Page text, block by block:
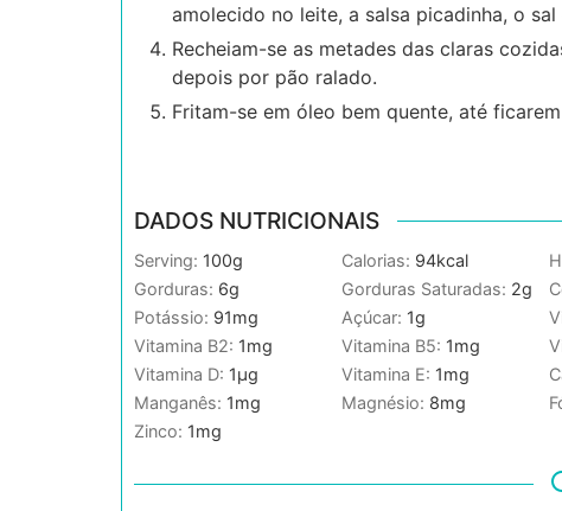
amolecido no leite, a salsa picadinha, o sal
Recheiam-se as metades das claras
depois por pão ralado.
Fritam-se em óleo bem quente, até
DADOS NUTRICIONAIS
Serving: 100g Calorias: 94kcal
Gorduras: 6g Gorduras Saturadas: 2g
Potássio: 91mg Açúcar: 1g
Vitamina B2: 1mg Vitamina B5: 1mg
Vitamina D: 1µg Vitamina E: 1mg
Manganês: 1mg Magnésio: 8mg
Zinco: 1mg